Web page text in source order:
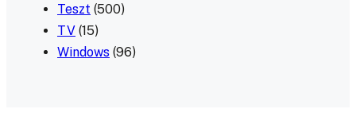
Teszt (500)
TV (15)
Windows (96)